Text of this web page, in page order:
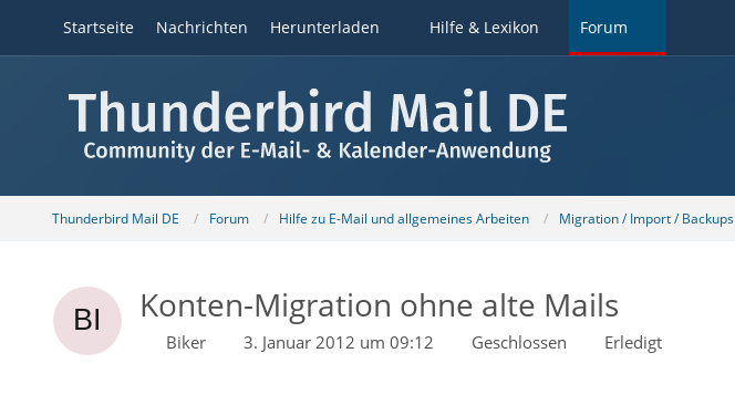
Startseite Nachrichten Herunterladen Hilfe & Lexikon Forum
Thunderbird Mail DE Forum Hilfe zu E-Mail und allgemeines Arbeiten Migration / Import / Backups
Konten-Migration ohne alte Mails
Biker 3. Januar 2012 um 09:12 Geschlossen Erledigt